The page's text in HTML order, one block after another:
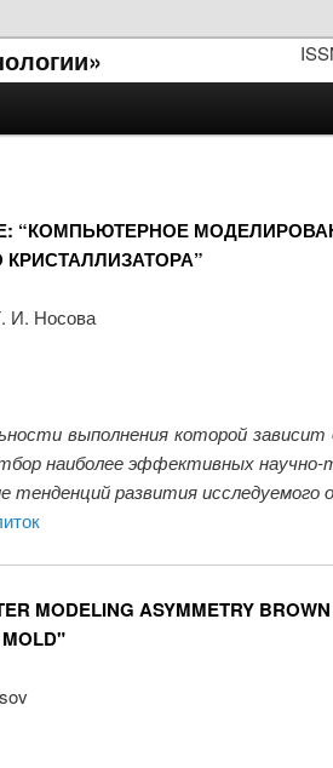
“КОМПЬЮТЕРНОЕ
И. Носова
выполнения которой зависит
наиболее эффективных научно-
тенденций развития исследуемого
MODELING ASYMMETRY